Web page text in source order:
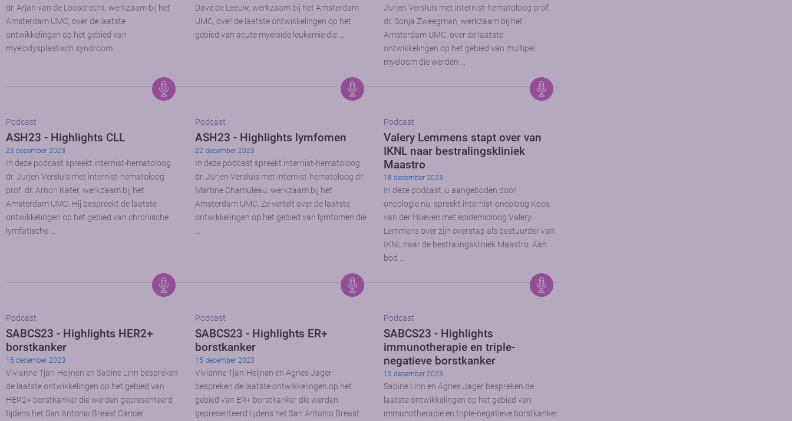
dr. Arjan van de Loosdrecht, werkzaam bij het
Amsterdam UMC, over de laatste
ontwikkelingen op het gebied van
myelodysplastisch syndroom …
Dave de Leeuw, werkzaam bij het Amsterdam
UMC, over de laatste ontwikkelingen op het
gebied van acute myeloïde leukemie die …
Jurjen Versluis met internist-hematoloog prof.
dr. Sonja Zweegman, werkzaam bij het
Amsterdam UMC, over de laatste
ontwikkelingen op het gebied van multipel
myeloom die werden …
Podcast
ASH23 - Highlights CLL
23 december 2023
In deze podcast spreekt internist-hematoloog
dr. Jurjen Versluis met internist-hematoloog
prof. dr. Arnon Kater, werkzaam bij het
Amsterdam UMC. Hij bespreekt de laatste
ontwikkelingen op het gebied van chronische
lymfatische …
Podcast
ASH23 - Highlights lymfomen
22 december 2023
In deze podcast spreekt internist-hematoloog
dr. Jurjen Versluis met internist-hematoloog dr.
Martine Chamuleau, werkzaam bij het
Amsterdam UMC. Ze vertelt over de laatste
ontwikkelingen op het gebied van lymfomen die
…
Podcast
Valery Lemmens stapt over van
IKNL naar bestralingskliniek
Maastro
18 december 2023
In deze podcast, u aangeboden door
oncologie.nu, spreekt internist-oncoloog Koos
van der Hoeven met epidemioloog Valery
Lemmens over zijn overstap als bestuurder van
IKNL naar de bestralingskliniek Maastro. Aan
bod …
Podcast
SABCS23 - Highlights HER2+
borstkanker
15 december 2023
Vivianne Tjan-Heijnen en Sabine Linn bespreken
de laatste ontwikkelingen op het gebied van
HER2+ borstkanker die werden gepresenteerd
tijdens het San Antonio Breast Cancer
Podcast
SABCS23 - Highlights ER+
borstkanker
15 december 2023
Vivianne Tjan-Heijnen en Agnes Jager
bespreken de laatste ontwikkelingen op het
gebied van ER+ borstkanker die werden
gepresenteerd tijdens het San Antonio Breast
Podcast
SABCS23 - Highlights
immunotherapie en triple-
negatieve borstkanker
15 december 2023
Sabine Linn en Agnes Jager bespreken de
laatste ontwikkelingen op het gebied van
immunotherapie en triple-negatieve borstkanker